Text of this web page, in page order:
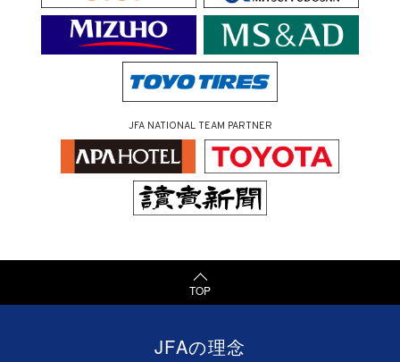
JFA NATIONAL TEAM PARTNER
TOP
JFAの理念